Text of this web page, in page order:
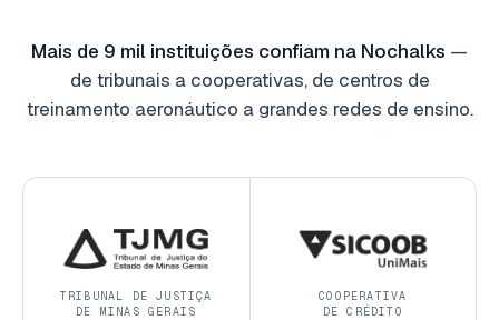
Mais de 9 mil instituições confiam na Nochalks —
de tribunais a cooperativas, de centros de
treinamento aeronáutico a grandes redes de ensino.
TRIBUNAL DE JUSTIÇA
DE MINAS GERAIS
COOPERATIVA
DE CRÉDITO